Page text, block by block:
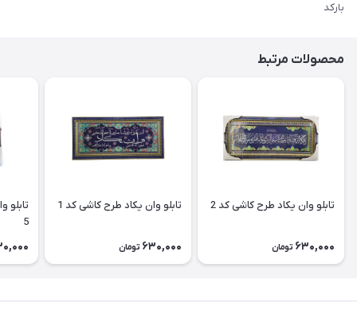
بارکد
محصولات مرتبط
تابلو وان یکاد طرح کاشی کد 2
630,000 تومان
تابلو وان یکاد طرح کاشی کد 1
630,000 تومان
5